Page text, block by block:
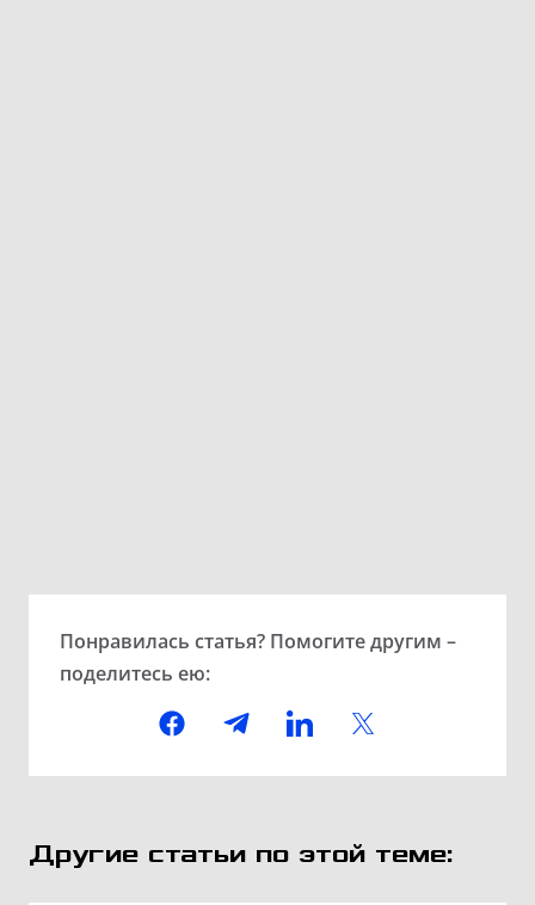
Понравилась статья? Помогите другим –
поделитесь ею:
Другие статьи по этой теме: